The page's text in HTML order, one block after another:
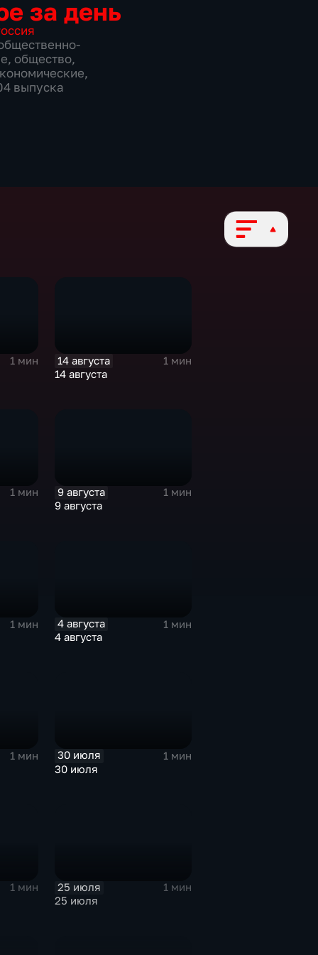
за день
, общество,
,
выпуска
1 мин
14 августа
1 мин
14 августа
1 мин
9 августа
1 мин
9 августа
1 мин
4 августа
1 мин
4 августа
1 мин
30 июля
1 мин
30 июля
1 мин
25 июля
1 мин
25 июля